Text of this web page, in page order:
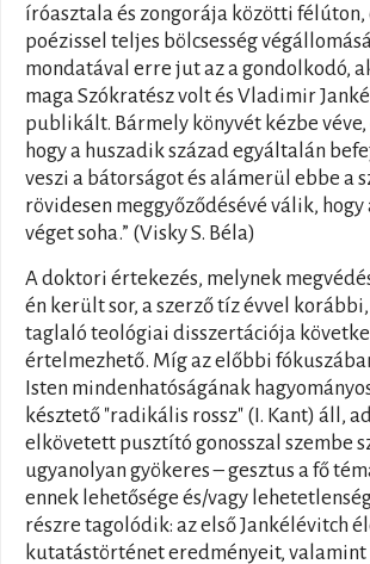
íróasztala és zongorája közötti
poézissel teljes bölcsesség
mondatával erre jut az a gondolkodó,
maga Szókratész volt és Vladimir
publikált. Bármely könyvét kézbe
hogy a huszadik század egyáltalán
veszi a bátorságot és alámerül ebbe a
rövidesen meggyőződésévé válik, hogy
véget soha.” (Visky S. Béla)
A doktori értekezés, melynek
én került sor, a szerző tíz évvel
taglaló teológiai disszertációja
értelmezhető. Míg az előbbi
Isten mindenhatóságának
késztető "radikális rossz" (I. Kant) áll,
elkövetett pusztító gonosszal szembe
ugyanolyan gyökeres – gesztus a fő
ennek lehetősége és/vagy
részre tagolódik: az első Jankélévitch
kutatástörténet eredményeit,